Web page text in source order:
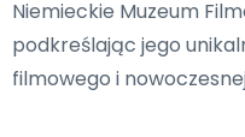
Niemieckie Muzeum
podkreślając jego
filmowego i